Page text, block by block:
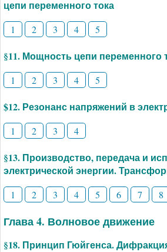
цепи переменного тока
1 2 3 4 5
§11. Мощность цепи переменного
1 2 3 4 5
$12. Резонанс напряжений в
1 2 3 4
§13. Производство, передача и
электрической энергии.
1 2 3 4 5 6 7 8
Глава 4. Волновое движение
§18. Принцип Гюйгенса.